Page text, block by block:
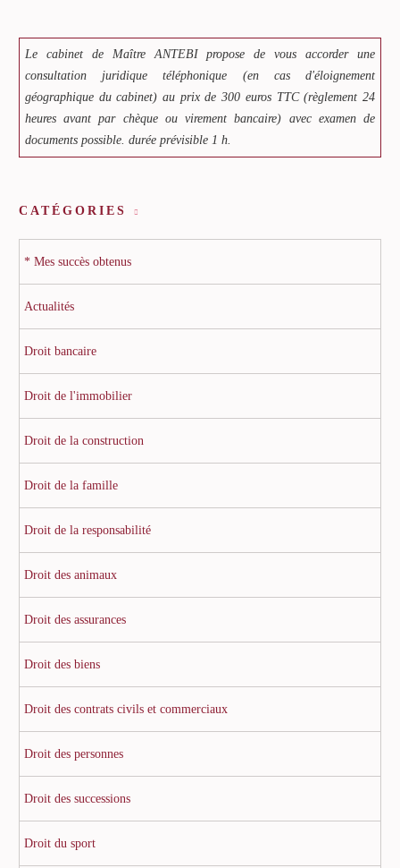
Le cabinet de Maître ANTEBI propose de vous accorder une
consultation juridique téléphonique (en cas d'éloignement
géographique du cabinet) au prix de 300 euros TTC (règlement 24
heures avant par chèque ou virement bancaire) avec examen de
documents possible. durée prévisible 1 h.
CATÉGORIES
* Mes succès obtenus
Actualités
Droit bancaire
Droit de l'immobilier
Droit de la construction
Droit de la famille
Droit de la responsabilité
Droit des animaux
Droit des assurances
Droit des biens
Droit des contrats civils et commerciaux
Droit des personnes
Droit des successions
Droit du sport